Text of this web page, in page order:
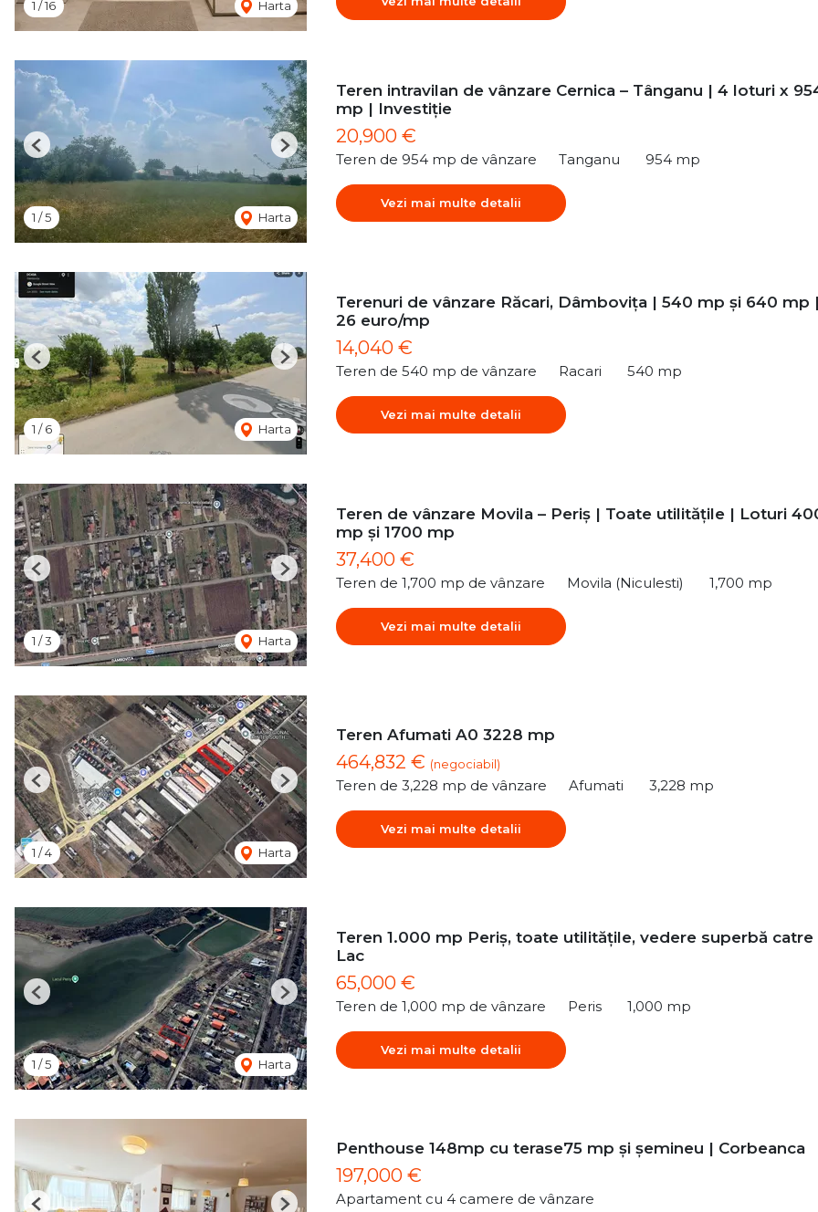
1 /16 Harta
1 /5 Harta
Previous Next
Teren intravilan de vânzare Cernica – Tânganu | 4 loturi x
mp | Investiție
20,900 €
Teren de 954 mp de vânzare Tanganu 954 mp
Vezi mai multe detalii
1 /6 Harta
Previous Next
Terenuri de vânzare Răcari, Dâmbovița | 540 mp și 640 mp
26 euro/mp
14,040 €
Teren de 540 mp de vânzare Racari 540 mp
Vezi mai multe detalii
1 /3 Harta
Previous Next
Teren de vânzare Movila – Periș | Toate utilitățile | Loturi
mp și 1700 mp
37,400 €
Teren de 1,700 mp de vânzare Movila (Niculesti) 1,700 mp
Vezi mai multe detalii
1 /4 Harta
Previous Next
Teren Afumati A0 3228 mp
464,832 € (negociabil)
Teren de 3,228 mp de vânzare Afumati 3,228 mp
Vezi mai multe detalii
1 /5 Harta
Previous Next
Teren 1.000 mp Periș, toate utilitățile, vedere superbă catre
Lac
65,000 €
Teren de 1,000 mp de vânzare Peris 1,000 mp
Vezi mai multe detalii
Penthouse 148mp cu terase75 mp și șemineu | Corbeanca
197,000 €
Apartament cu 4 camere de vânzare